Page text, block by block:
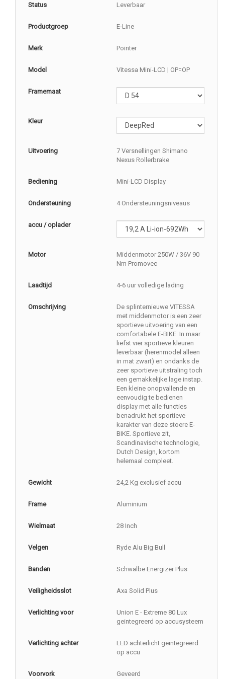
Status Leverbaar
Productgroep E-Line
Merk Pointer
Model Vitessa Mini-LCD | OP=OP
Framemaat
Kleur
Uitvoering
7 Versnellingen Shimano
Nexus Rollerbrake
Bediening Mini-LCD Display
Ondersteuning 4 Ondersteuningsniveaus
accu / oplader
Motor
Middenmotor 250W / 36V 90
Nm Promovec
Laadtijd 4-6 uur volledige lading
Omschrijving
De splinternieuwe VITESSA
met middenmotor is een zeer
sportieve uitvoering van een
comfortabele E-BIKE. In maar
liefst vier sportieve kleuren
leverbaar (herenmodel alleen
in mat zwart) en ondanks de
zeer sportieve uitstraling toch
een gemakkelijke lage instap.
Een kleine onopvallende en
eenvoudig te bedienen
display met alle functies
benadrukt het sportieve
karakter van deze stoere E-
BIKE. Sportieve zit,
Scandinavische technologie,
Dutch Design, kortom
helemaal compleet.
Gewicht 24,2 Kg exclusief accu
Frame Aluminium
Wielmaat 28 Inch
Velgen Ryde Alu Big Bull
Banden Schwalbe Energizer Plus
Veiligheidsslot Axa Solid Plus
Verlichting voor
Union E - Extreme 80 Lux
geintegreerd op accusysteem
Verlichting achter
LED achterlicht geintegreerd
op accu
Voorvork Geveerd